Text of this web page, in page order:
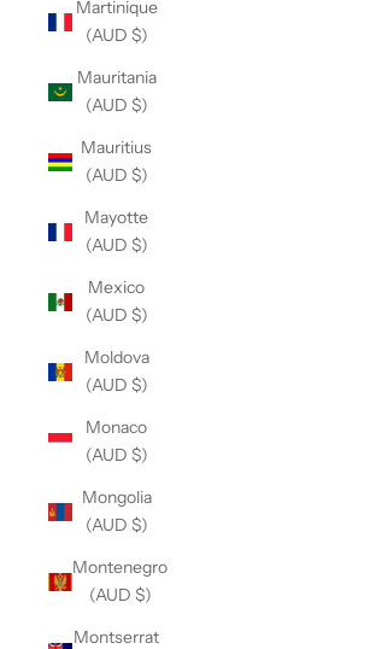
Martinique
(AUD $)
Mauritania
(AUD $)
Mauritius
(AUD $)
Mayotte
(AUD $)
Mexico
(AUD $)
Moldova
(AUD $)
Monaco
(AUD $)
Mongolia
(AUD $)
Montenegro
(AUD $)
Montserrat